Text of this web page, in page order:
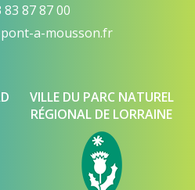
83 87 87 00
a-mousson.fr
VILLE DU PARC NATUREL
RÉGIONAL DE LORRAINE